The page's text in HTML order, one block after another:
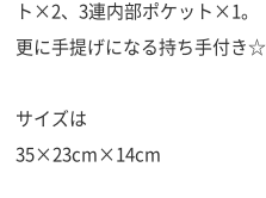
ト×2、3連内部ポケット×1。
更に手提げになる持ち手付き☆
サイズは
35×23cm×14cm